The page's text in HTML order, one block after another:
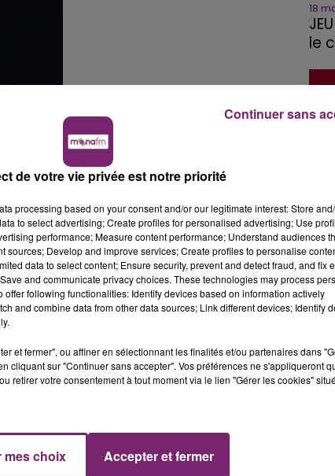
18
le
11
de votre vie privée est notre priorité
processing based on your consent and/or our legitimate interest: Store
to select advertising; Create profiles for personalised advertising; Use
performance; Measure content performance; Understand audiences
sources; Develop and improve services; Create profiles to personalise
data to select content; Ensure security, prevent and detect fraud, and fix
and communicate privacy choices. These technologies may process
following functionalities: Identify devices based on information actively
and combine data from other data sources; Link different devices; Identify
et fermer", ou affiner en sélectionnant les finalités et/ou partenaires dans
cliquant sur "Continuer sans accepter". Vos préférences ne s'appliqueront
retirer votre consentement à tout moment via le lien "Gérer les cookies"
mes choix Accepter et fermer
Continuer sans